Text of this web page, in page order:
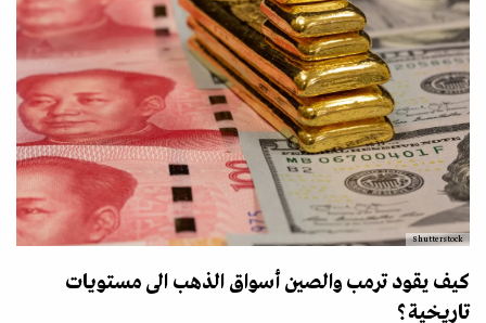
Shutterstock
كيف يقود ترمب والصين أسواق الذهب الى مستويات
تاريخية؟